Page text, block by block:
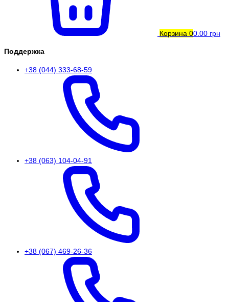
Корзина 00.00 грн
Поддержка
+38 (044) 333-68-59
+38 (063) 104-04-91
+38 (067) 469-26-36